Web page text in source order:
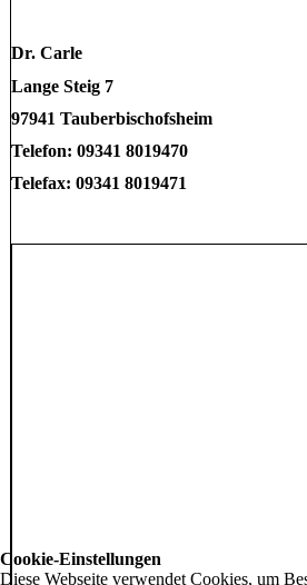
Dr. Carle
Lange Steig 7
97941 Tauberbischofsheim
Telefon: 09341 8019470
Telefax: 09341 8019471
Cookie-Einstellungen
Diese Webseite verwendet Cookies, um